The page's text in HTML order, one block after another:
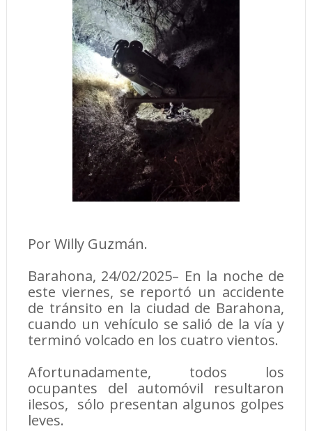
Por Willy Guzmán.
Barahona, 24/02/2025– En la noche de
este viernes, se reportó un accidente
de tránsito en la ciudad de Barahona,
cuando un vehículo se salió de la vía y
terminó volcado en los cuatro vientos.
Afortunadamente, todos los
ocupantes del automóvil resultaron
ilesos, sólo presentan algunos golpes
leves.